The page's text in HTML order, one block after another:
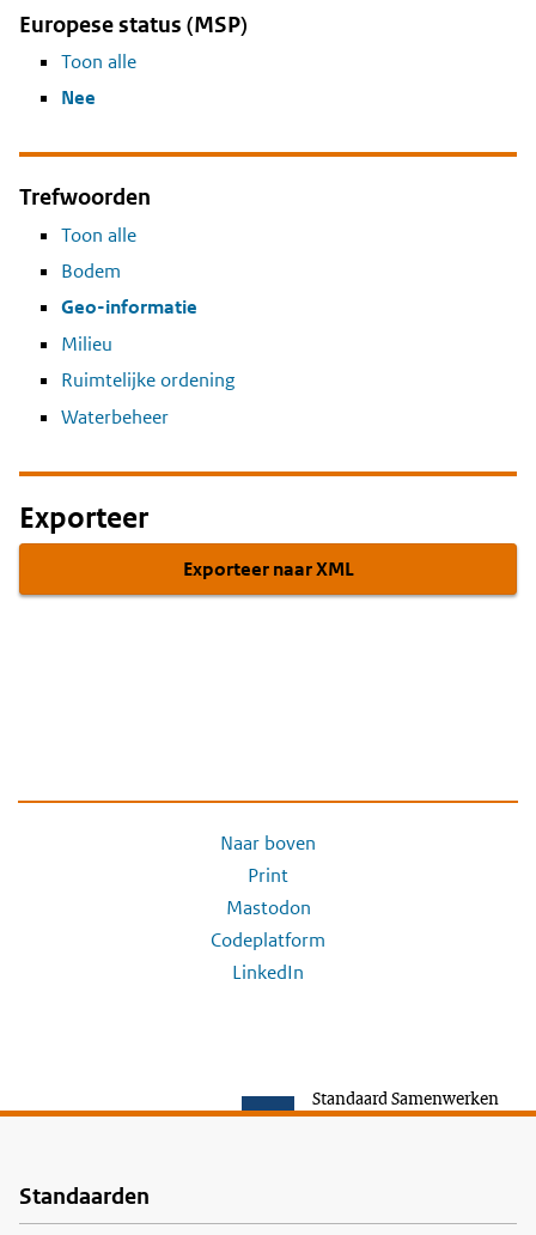
Europese status (MSP)
Toon alle
Nee
Trefwoorden
Toon alle
Bodem
Geo-informatie
Milieu
Ruimtelijke ordening
Waterbeheer
Exporteer
Exporteer naar XML
Naar boven
Print
Mastodon
Codeplatform
LinkedIn
Standaard Samenwerken
Voet
Standaarden